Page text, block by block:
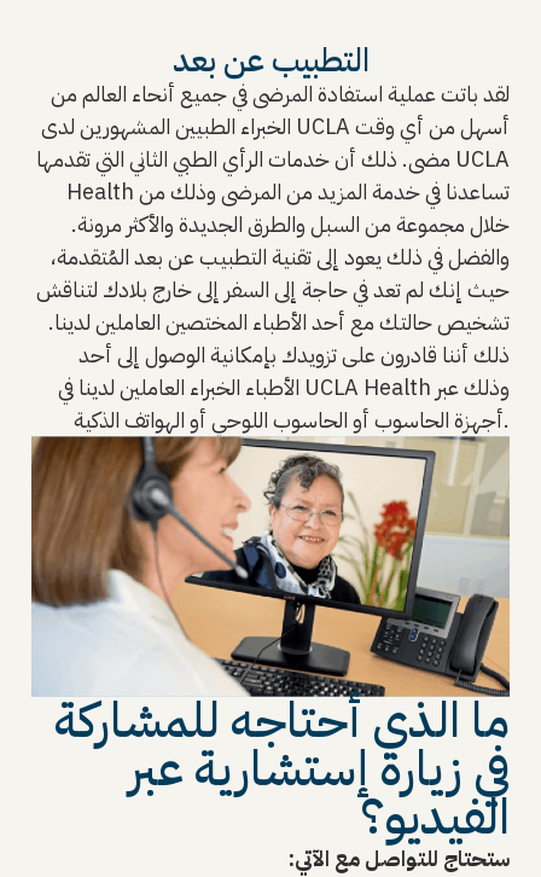
التطبيب عن بعد
لقد باتت عملية استفادة المرضى في جميع أنحاء العالم من
الخبراء الطبيين المشهورين لدى UCLA أسهل من أي وقت
مضى. ذلك أن خدمات الرأي الطبي الثاني التي تقدمها UCLA
Health تساعدنا في خدمة المزيد من المرضى وذلك من
خلال مجموعة من السبل والطرق الجديدة والأكثر مرونة.
والفضل في ذلك يعود إلى تقنية التطبيب عن بعد المُتقدمة،
حيث إنك لم تعد في حاجة إلى السفر إلى خارج بلادك لتناقش
تشخيص حالتك مع أحد الأطباء المختصين العاملين لدينا.
ذلك أننا قادرون على تزويدك بإمكانية الوصول إلى أحد
الأطباء الخبراء العاملين لدينا في UCLA Health وذلك عبر
أجهزة الحاسوب أو الحاسوب اللوحي أو الهواتف الذكية.
ما الذي أحتاجه للمشاركة
في زيارة إستشارية عبر
الفيديو؟
ستحتاج للتواصل مع الآتي: